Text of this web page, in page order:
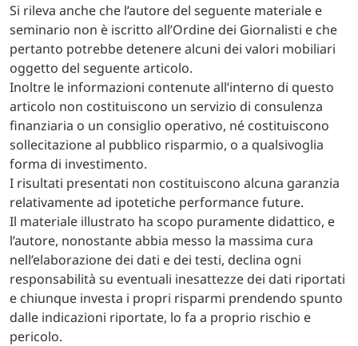
Si rileva anche che l’autore del seguente materiale e
seminario non è iscritto all’Ordine dei Giornalisti e che
pertanto potrebbe detenere alcuni dei valori mobiliari
oggetto del seguente articolo.
Inoltre le informazioni contenute all’interno di questo
articolo non costituiscono un servizio di consulenza
finanziaria o un consiglio operativo, né costituiscono
sollecitazione al pubblico risparmio, o a qualsivoglia
forma di investimento.
I risultati presentati non costituiscono alcuna garanzia
relativamente ad ipotetiche performance future.
Il materiale illustrato ha scopo puramente didattico, e
l’autore, nonostante abbia messo la massima cura
nell’elaborazione dei dati e dei testi, declina ogni
responsabilità su eventuali inesattezze dei dati riportati
e chiunque investa i propri risparmi prendendo spunto
dalle indicazioni riportate, lo fa a proprio rischio e
pericolo.